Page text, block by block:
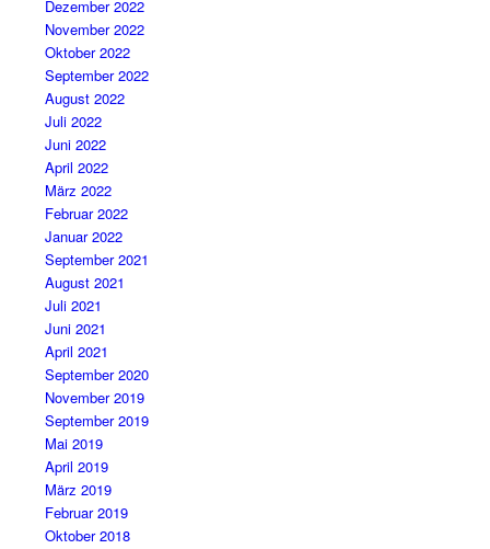
Dezember 2022
November 2022
Oktober 2022
September 2022
August 2022
Juli 2022
Juni 2022
April 2022
März 2022
Februar 2022
Januar 2022
September 2021
August 2021
Juli 2021
Juni 2021
April 2021
September 2020
November 2019
September 2019
Mai 2019
April 2019
März 2019
Februar 2019
Oktober 2018